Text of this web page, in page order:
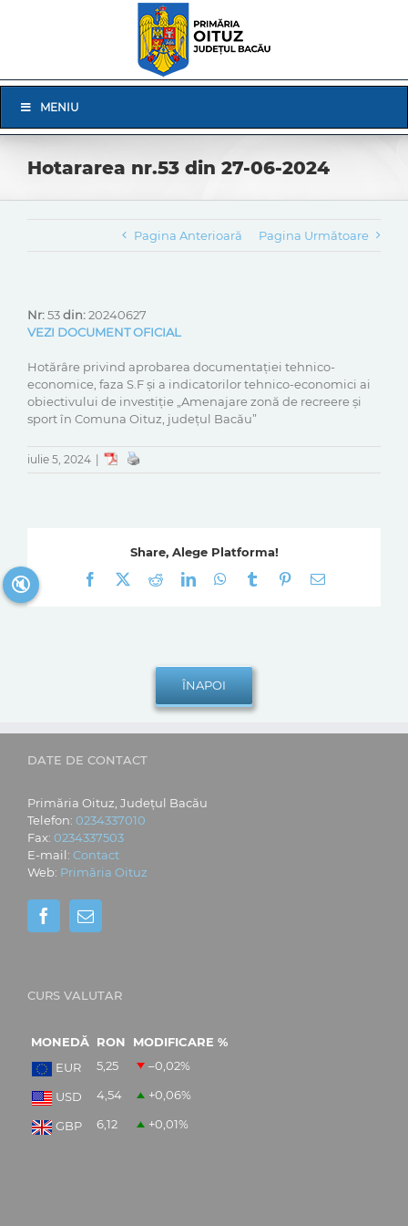
Navigation
MENIU
Hotararea nr.53 din 27-06-2024
Pagina Anterioară Pagina Următoare
Nr:53din:20240627
VEZI DOCUMENT OFICIAL
Hotărâre privind aprobarea documentației tehnico-
economice, faza S.F și a indicatorilor tehnico-economici ai
obiectivului de investiţie „Amenajare zonă de recreere şi
sport în Comuna Oituz, judeţul Bacău”
iulie 5, 2024
Share, Alege Platforma!
Facebook
RedditLinkedInWhatsApp
Tumblr Pinterest
E-
DATE DE CONTACT
Primăria Oituz, Județul Bacău
Telefon: 0234337010
Fax: 0234337503
E-mail: Contact
Web: Primăria Oituz
CURS VALUTAR
MONEDĂ RON
MODIFICARE %
EUR
5,25 –0,02%
USD 4,54 +0,06%
GBP 6,12 +0,01%
🔇